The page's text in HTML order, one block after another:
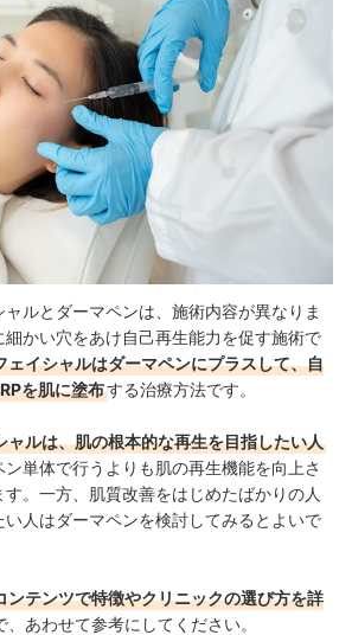
ルとダーマペンは、施術内容が異なりま
かい穴をあけ自己再生能力を促す施術で
ェイシャルはダーマペンにプラスして、自
を肌に塗布する治療方法です。
ャルは、肌の根本的な再生を目指したい人
単体で行うよりも肌の再生機能を向上さ
。一方、肌質改善をはじめたばかりの人
人はダーマペンを検討してみるとよいで
ンテンツで特徴やクリニックの選び方を詳
、あわせて参考にしてください。